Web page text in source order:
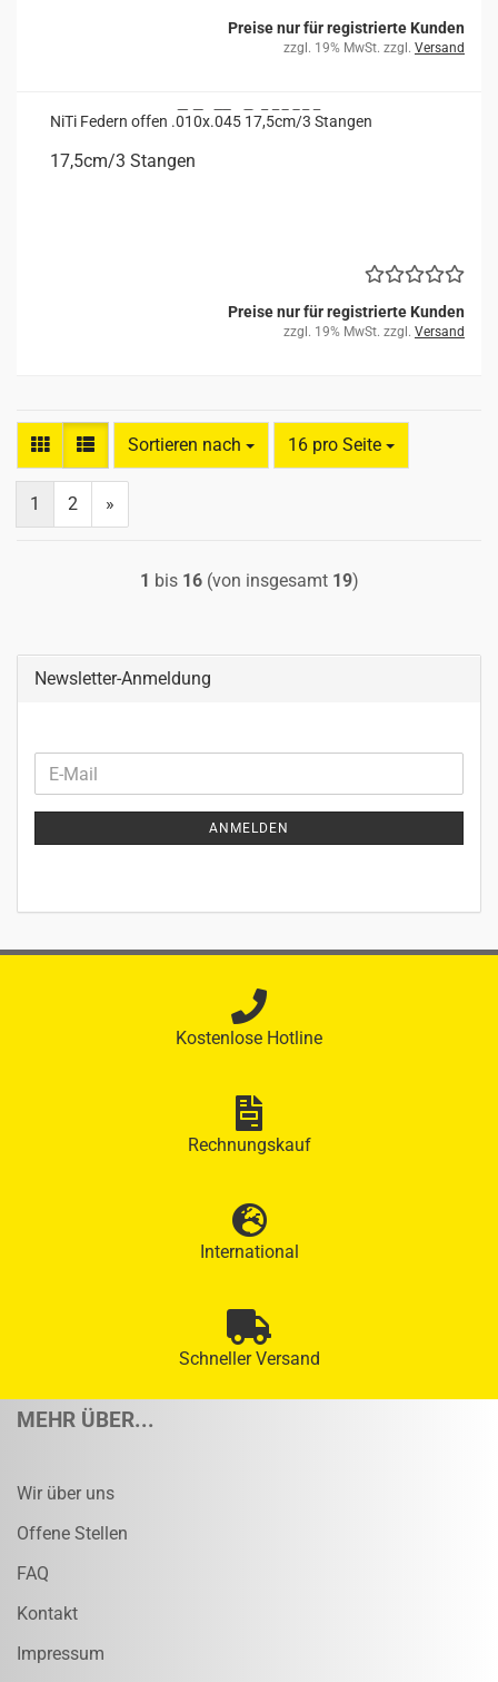
Preise nur für registrierte Kunden
zzgl. 19% MwSt. zzgl. Versand
NiTi Fe­dern offen .010x.045 17,5cm/3 Stan­gen
17,5cm/3 Stan­gen
Preise nur für registrierte Kunden
zzgl. 19% MwSt. zzgl. Versand
Sortieren nach
Sortieren nach 16 pro Seite
pro Seite
1 2 »
1 bis 16(von insgesamt 19)
Newsletter-Anmeldung
WEITER
ZUR
NEWSLETTER-
E-
Mail
ANMELDEN
Kostenlose Hotline
Rechnungskauf
International
Schneller Versand
MEHR ÜBER...
Wir über uns
Offene Stellen
FAQ
Kontakt
Impressum